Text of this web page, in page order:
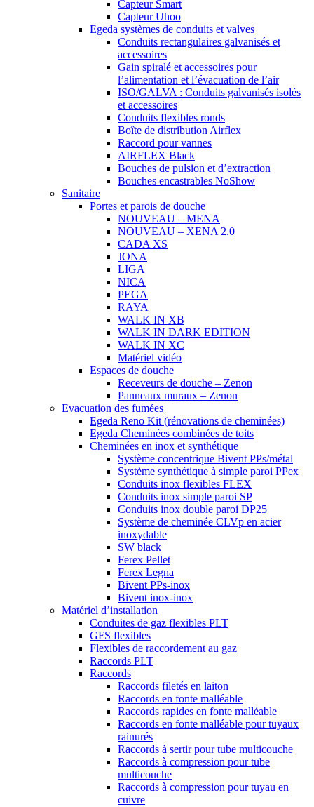
Capteur Smart
Capteur Uhoo
Egeda systèmes de conduits et valves
Conduits rectangulaires galvanisés et
accessoires
Gain spiralé et accessoires pour
l’alimentation et l’évacuation de l’air
ISO/GALVA : Conduits galvanisés isolés
et accessoires
Conduits flexibles ronds
Boîte de distribution Airflex
Raccord pour vannes
AIRFLEX Black
Bouches de pulsion et d’extraction
Bouches encastrables NoShow
Sanitaire
Portes et parois de douche
NOUVEAU – MENA
NOUVEAU – XENA 2.0
CADA XS
JONA
LIGA
NICA
PEGA
RAYA
WALK IN XB
WALK IN DARK EDITION
WALK IN XC
Matériel vidéo
Espaces de douche
Receveurs de douche – Zenon
Panneaux muraux – Zenon
Evacuation des fumées
Egeda Reno Kit (rénovations de cheminées)
Egeda Cheminées combinées de toits
Cheminées en inox et synthétique
Système concentrique Bivent PPs/métal
Système synthétique à simple paroi PPex
Conduits inox flexibles FLEX
Conduits inox simple paroi SP
Conduits inox double paroi DP25
Système de cheminée CLVp en acier
inoxydable
SW black
Ferex Pellet
Ferex Legna
Bivent PPs-inox
Bivent inox-inox
Matériel d’installation
Conduites de gaz flexibles PLT
GFS flexibles
Flexibles de raccordement au gaz
Raccords PLT
Raccords
Raccords filetés en laiton
Raccords en fonte malléable
Raccords rapides en fonte malléable
Raccords en fonte malléable pour tuyaux
rainurés
Raccords à sertir pour tube multicouche
Raccords à compression pour tube
multicouche
Raccords à compression pour tuyau en
cuivre